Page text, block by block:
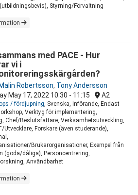
Styrning/Förvaltning
med PACE - Hur
vi i
Malin Robertsson, Tony Andersson
May 17, 2022 10:30 - 11:15 A2
/ fördjupning , Svenska, Införande, Endast
Verktyg för implementering,
Chef/Beslutsfattare, Verksamhetsutveckling,
Utvecklare, Forskare (även studerande),
Brukarorganisationer, Exempel från
(goda/dåliga), Personcentrering,
Användbarhet